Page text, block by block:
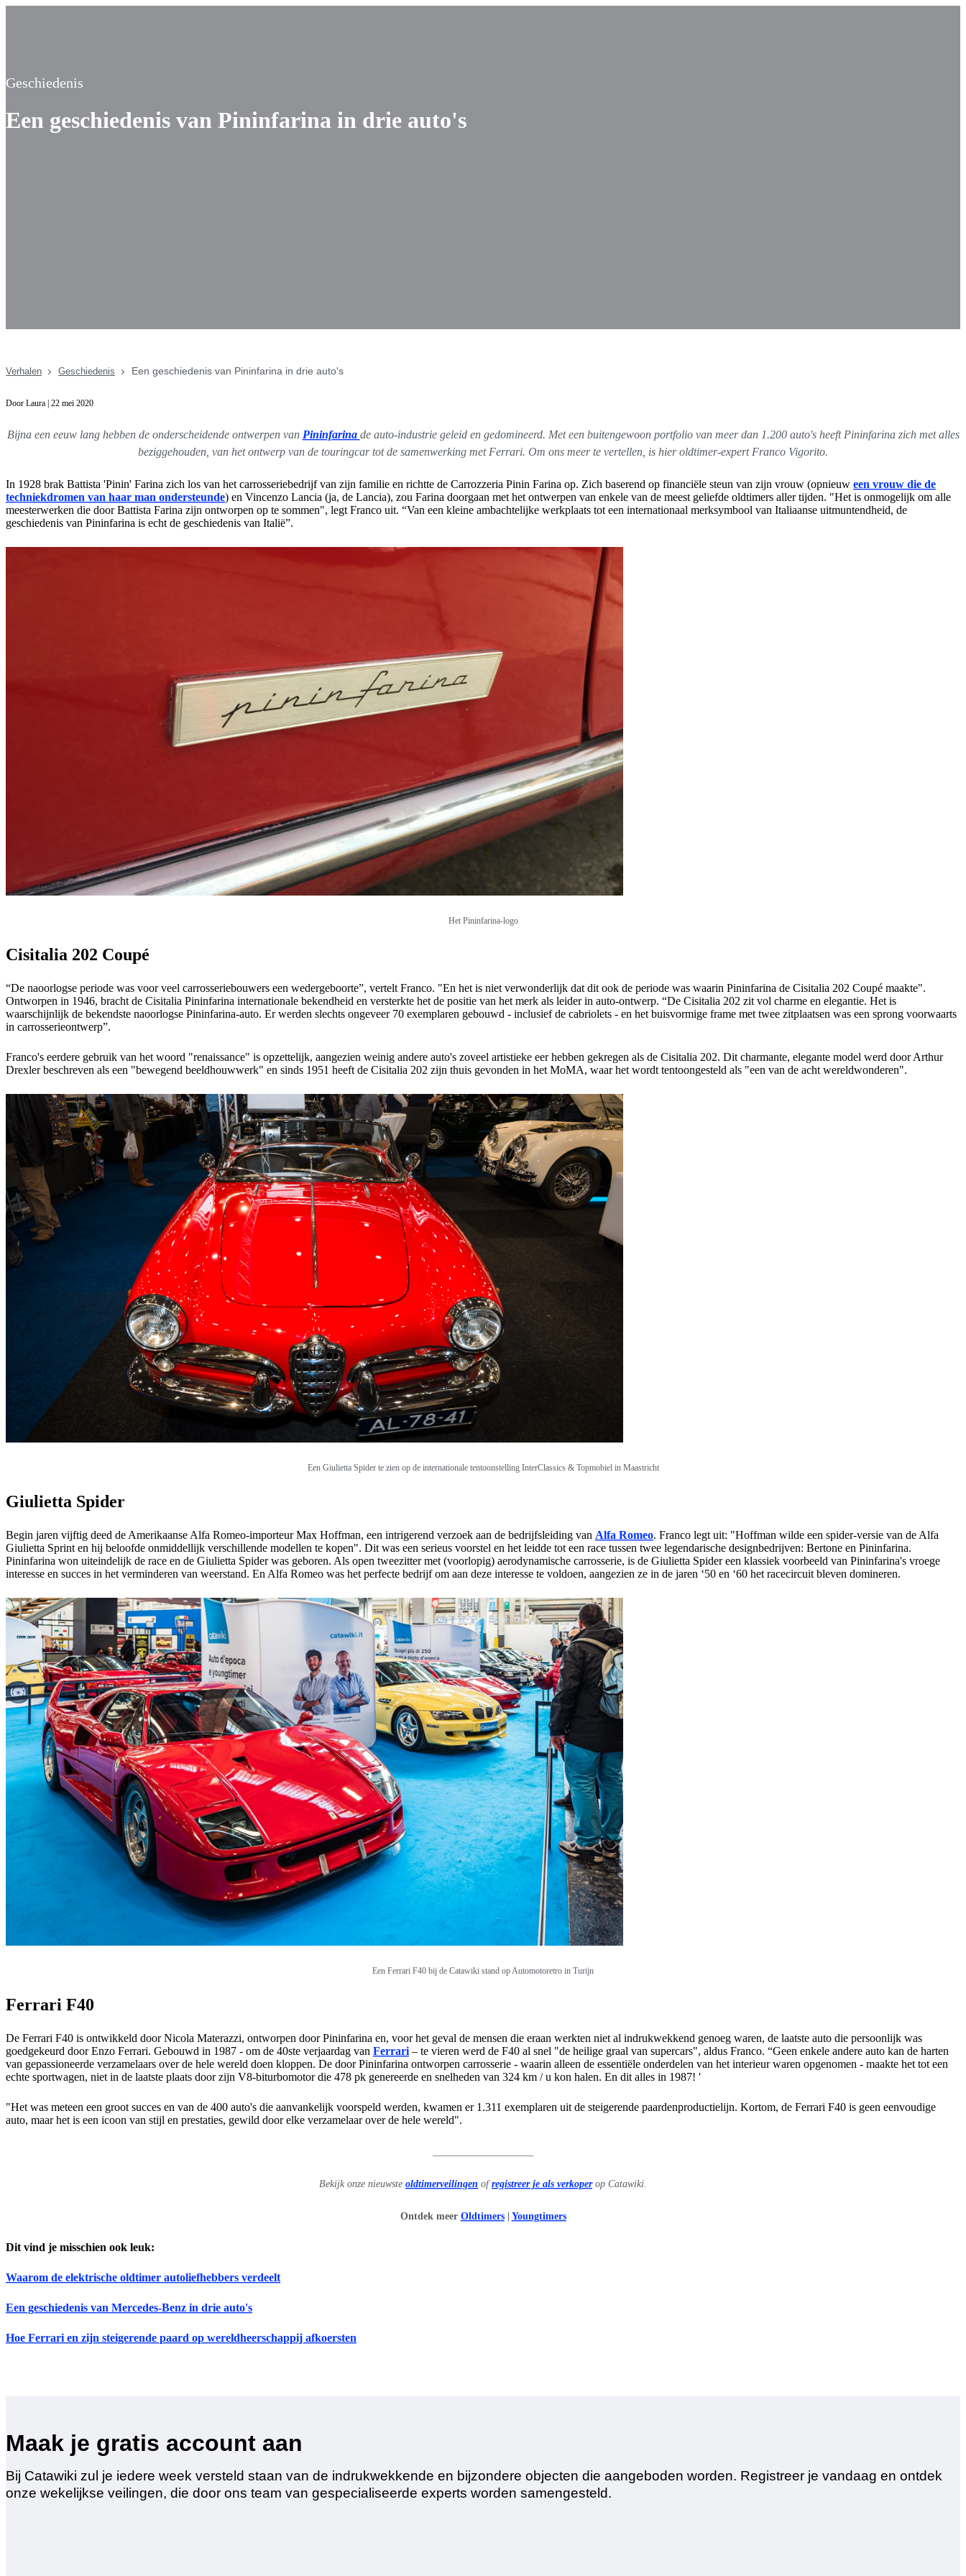
Geschiedenis
Een geschiedenis van Pininfarina in drie auto's
Verhalen Geschiedenis Een geschiedenis van Pininfarina in drie auto's
Door Laura | 22 mei 2020
Bijna een eeuw lang hebben de onderscheidende ontwerpen van Pininfarina de auto-industrie geleid en gedomineerd. Met een buitengewoon portfolio van meer dan 1.200 auto's heeft Pininfarina zich met alles
beziggehouden, van het ontwerp van de touringcar tot de samenwerking met Ferrari. Om ons meer te vertellen, is hier oldtimer-expert Franco Vigorito.
In 1928 brak Battista 'Pinin' Farina zich los van het carrosseriebedrijf van zijn familie en richtte de Carrozzeria Pinin Farina op. Zich baserend op financiële steun van zijn vrouw (opnieuw een vrouw die de
techniekdromen van haar man ondersteunde) en Vincenzo Lancia (ja, de Lancia), zou Farina doorgaan met het ontwerpen van enkele van de meest geliefde oldtimers aller tijden. "Het is onmogelijk om alle
meesterwerken die door Battista Farina zijn ontworpen op te sommen", legt Franco uit. “Van een kleine ambachtelijke werkplaats tot een internationaal merksymbool van Italiaanse uitmuntendheid, de
geschiedenis van Pininfarina is echt de geschiedenis van Italië”.
Het Pininfarina-logo
Cisitalia 202 Coupé
“De naoorlogse periode was voor veel carrosseriebouwers een wedergeboorte”, vertelt Franco. "En het is niet verwonderlijk dat dit ook de periode was waarin Pininfarina de Cisitalia 202 Coupé maakte".
Ontworpen in 1946, bracht de Cisitalia Pininfarina internationale bekendheid en versterkte het de positie van het merk als leider in auto-ontwerp. “De Cisitalia 202 zit vol charme en elegantie. Het is
waarschijnlijk de bekendste naoorlogse Pininfarina-auto. Er werden slechts ongeveer 70 exemplaren gebouwd - inclusief de cabriolets - en het buisvormige frame met twee zitplaatsen was een sprong voorwaarts
in carrosserieontwerp”.
Franco's eerdere gebruik van het woord "renaissance" is opzettelijk, aangezien weinig andere auto's zoveel artistieke eer hebben gekregen als de Cisitalia 202. Dit charmante, elegante model werd door Arthur
Drexler beschreven als een "bewegend beeldhouwwerk" en sinds 1951 heeft de Cisitalia 202 zijn thuis gevonden in het MoMA, waar het wordt tentoongesteld als "een van de acht wereldwonderen".
Een Giulietta Spider te zien op de internationale tentoonstelling InterClassics & Topmobiel in Maastricht
Giulietta Spider
Begin jaren vijftig deed de Amerikaanse Alfa Romeo-importeur Max Hoffman, een intrigerend verzoek aan de bedrijfsleiding van Alfa Romeo. Franco legt uit: "Hoffman wilde een spider-versie van de Alfa
Giulietta Sprint en hij beloofde onmiddellijk verschillende modellen te kopen". Dit was een serieus voorstel en het leidde tot een race tussen twee legendarische designbedrijven: Bertone en Pininfarina.
Pininfarina won uiteindelijk de race en de Giulietta Spider was geboren. Als open tweezitter met (voorlopig) aerodynamische carrosserie, is de Giulietta Spider een klassiek voorbeeld van Pininfarina's vroege
interesse en succes in het verminderen van weerstand. En Alfa Romeo was het perfecte bedrijf om aan deze interesse te voldoen, aangezien ze in de jaren ‘50 en ‘60 het racecircuit bleven domineren.
Een Ferrari F40 bij de Catawiki stand opAutomotoretro in Turijn
Ferrari F40
De Ferrari F40 is ontwikkeld door Nicola Materazzi, ontworpen door Pininfarina en, voor het geval de mensen die eraan werkten niet al indrukwekkend genoeg waren, de laatste auto die persoonlijk was
goedgekeurd door Enzo Ferrari. Gebouwd in 1987 - om de 40ste verjaardag van Ferrari – te vieren werd de F40 al snel "de heilige graal van supercars", aldus Franco. “Geen enkele andere auto kan de harten
van gepassioneerde verzamelaars over de hele wereld doen kloppen. De door Pininfarina ontworpen carrosserie - waarin alleen de essentiële onderdelen van het interieur waren opgenomen - maakte het tot een
echte sportwagen, niet in de laatste plaats door zijn V8-biturbomotor die 478 pk genereerde en snelheden van 324 km / u kon halen. En dit alles in 1987! '
"Het was meteen een groot succes en van de 400 auto's die aanvankelijk voorspeld werden, kwamen er 1.311 exemplaren uit de steigerende paardenproductielijn. Kortom, de Ferrari F40 is geen eenvoudige
auto, maar het is een icoon van stijl en prestaties, gewild door elke verzamelaar over de hele wereld".
Bekijk onze nieuwste oldtimerveilingen ofregistreer je als verkoperop Catawiki.
Ontdek meer Oldtimers| Youngtimers
Dit vind je misschien ook leuk:
Waarom de elektrische oldtimer autoliefhebbers verdeelt
Een geschiedenis van Mercedes-Benz in drie auto's
Hoe Ferrari en zijn steigerende paard op wereldheerschappij afkoersten
Maak je gratis account aan
Bij Catawiki zul je iedere week versteld staan van de indrukwekkende en bijzondere objecten die aangeboden worden. Registreer je vandaag en ontdek
onze wekelijkse veilingen, die door ons team van gespecialiseerde experts worden samengesteld.